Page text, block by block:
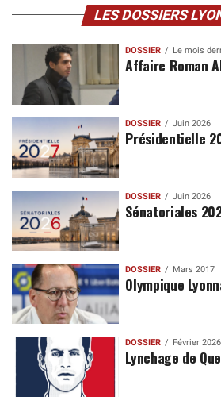
LES DOSSIERS
DOSSIER Le mois
Affaire Roman
DOSSIER Juin 2026
Présidentielle
DOSSIER Juin 2026
Sénatoriales
DOSSIER Mars 2017
Olympique
DOSSIER Février 2026
Lynchage de